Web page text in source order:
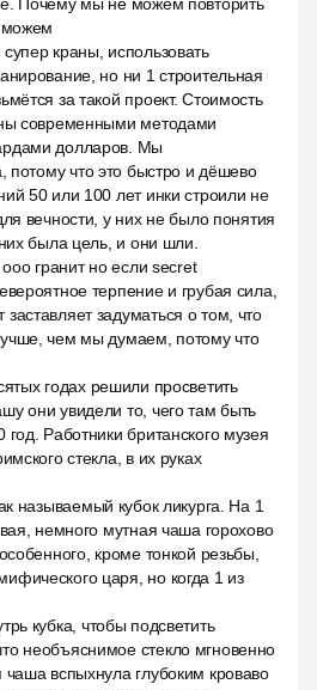
можем
краны, использовать
но ни 1 строительная
за такой проект. Стоимость
современными методами
долларов. Мы
потому что это быстро и дёшево
50 или 100 лет инки строили не
вечности, у них не было понятия
была цель, и они шли.
гранит но если secret
терпение и грубая сила,
задуматься о том, что
чем мы думаем, потому что
годах решили просветить
они увидели то, чего там быть
Работники британского музея
стекла, в их руках
называемый кубок ликурга. На 1
немного мутная чаша горохово
кроме тонкой резьбы,
царя, но когда 1 из
кубка, чтобы подсветить
необъяснимое стекло мгновенно
вспыхнула глубоким кроваво